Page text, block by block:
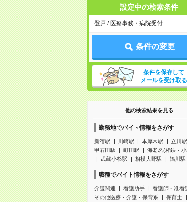
設定中の検索条件
登戸 / 医療事務・病院受付
条件の変更
条件を保存して
メールを受け取る
他の検索結果を見る
勤務地でバイト情報をさがす
新宿駅 川崎駅 本厚木駅 立川駅
甲石田駅
町田駅
海老名(相鉄・
武蔵小杉駅
相模大野駅 鶴川駅
職種でバイト情報をさがす
介護関連 看護助手
看護師・准看
その他医療・介護・保育系
保育士